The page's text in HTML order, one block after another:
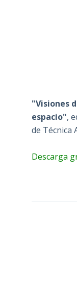
"Visiones
espacio",
de Técnica
Descarga